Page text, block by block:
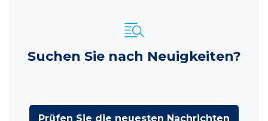
Suchen Sie nach Neuigkeiten?
Prüfen Sie die neuesten Nachrichten